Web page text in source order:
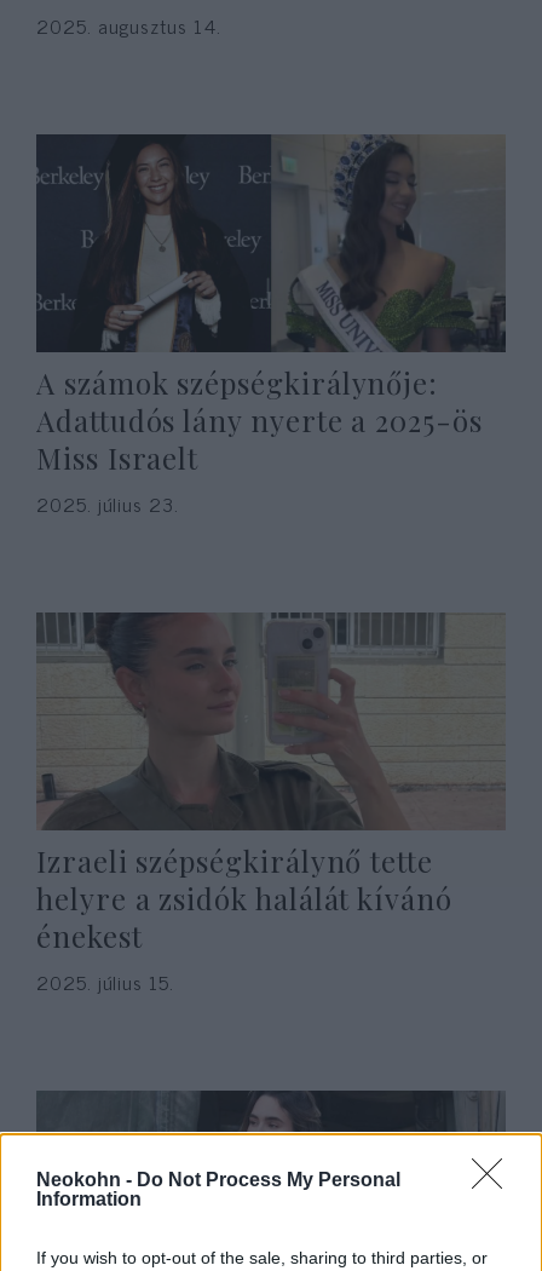
Neokohn - Do Not Process My Personal
Information
If you wish to opt-out of the sale, sharing to third parties, or
2025. augusztus 14.
A számok szépségkirálynője:
Adattudós lány nyerte a 2025-ös
Miss Israelt
2025. július 23.
Izraeli szépségkirálynő tette
helyre a zsidók halálát kívánó
énekest
2025. július 15.